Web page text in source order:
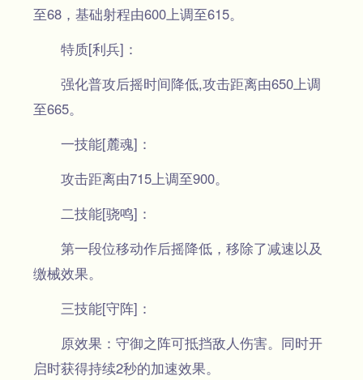
至68，基础射程由600上调至615。
特质[利兵]：
强化普攻后摇时间降低,攻击距离由650上调
至665。
一技能[麓魂]：
攻击距离由715上调至900。
二技能[骁鸣]：
第一段位移动作后摇降低，移除了减速以及
缴械效果。
三技能[守阵]：
原效果：守御之阵可抵挡敌人伤害。同时开
启时获得持续2秒的加速效果。